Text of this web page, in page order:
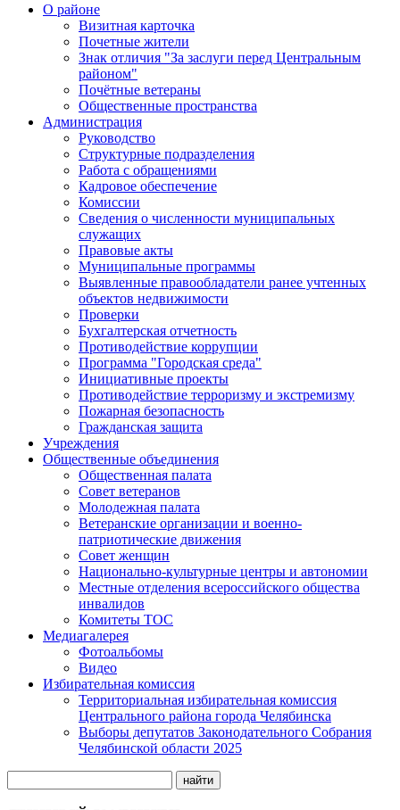
О районе
Визитная карточка
Почетные жители
Знак отличия "За заслуги перед Центральным
районом"
Почётные ветераны
Общественные пространства
Администрация
Руководство
Структурные подразделения
Работа с обращениями
Кадровое обеспечение
Комиссии
Сведения о численности муниципальных
служащих
Правовые акты
Муниципальные программы
Выявленные правообладатели ранее учтенных
объектов недвижимости
Проверки
Бухгалтерская отчетность
Противодействие коррупции
Программа "Городская среда"
Инициативные проекты
Противодействие терроризму и экстремизму
Пожарная безопасность
Гражданская защита
Учреждения
Общественные объединения
Общественная палата
Совет ветеранов
Молодежная палата
Ветеранские организации и военно-
патриотические движения
Совет женщин
Национально-культурные центры и автономии
Местные отделения всероссийского общества
инвалидов
Комитеты ТОС
Медиагалерея
Фотоальбомы
Видео
Избирательная комиссия
Территориальная избирательная комиссия
Центрального района города Челябинска
Выборы депутатов Законодательного Собрания
Челябинской области 2025
найти